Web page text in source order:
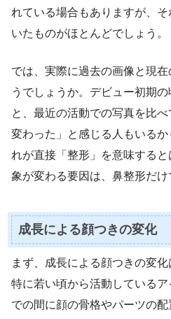
れている場合もありますが、
いたものがほとんどでしょう。
では、実際に過去の画像と現
うでしょうか。デビュー初期
と、最近の活動での写真を比
変わった」と感じる人もいる
れが直接「整形」を意味する
象が変わる要因は、鼻整形だけ
成長による顔つきの変化
まず、成長による顔つきの変化
特に若い頃から活動している
での間に顔の骨格やパーツの